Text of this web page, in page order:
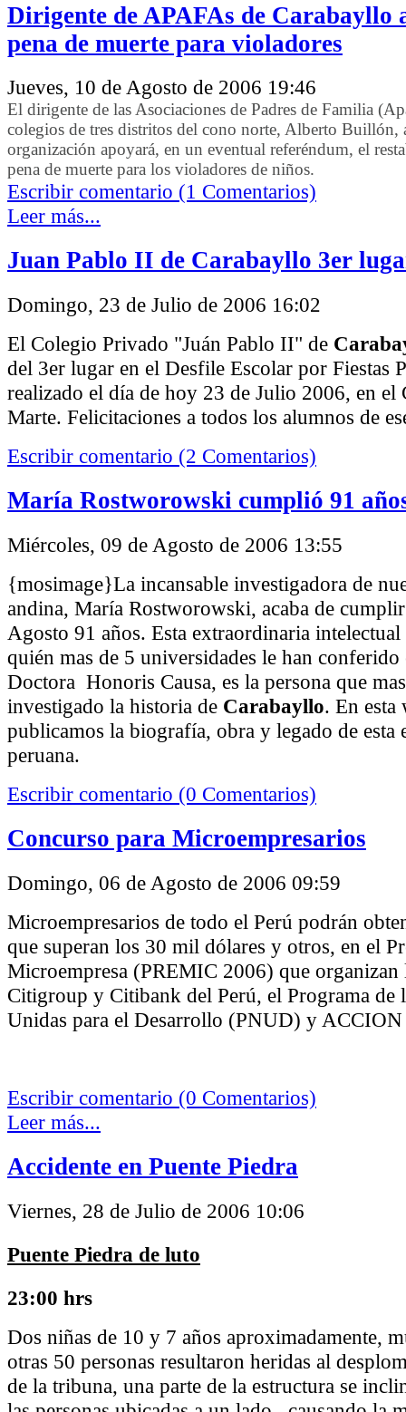
Dirigente de APAFAs de Carabayllo
pena de muerte para violadores
Jueves, 10 de Agosto de 2006 19:46
El dirigente de las Asociaciones de Padres de Familia
colegios de tres distritos del cono norte, Alberto Buillón,
organización apoyará, en un eventual referéndum, el
pena de muerte para los violadores de niños.
Escribir comentario (1 Comentarios)
Leer más...
Juan Pablo II de Carabayllo 3er
Domingo, 23 de Julio de 2006 16:02
El Colegio Privado "Juán Pablo II" de
del 3er lugar en el Desfile Escolar por Fiestas
realizado el día de hoy 23 de Julio 2006, en el
Marte. Felicitaciones a todos los alumnos de
Escribir comentario (2 Comentarios)
María Rostworowski cumplió 91
Miércoles, 09 de Agosto de 2006 13:55
{mosimage}La incansable investigadora de
andina, María Rostworowski, acaba de
Agosto 91 años. Esta extraordinaria intelectual
quién mas de 5 universidades le han conferido
Doctora Honoris Causa, es la persona que
investigado la historia de Carabayllo. En esta
publicamos la biografía, obra y legado de esta
peruana.
Escribir comentario (0 Comentarios)
Concurso para Microempresarios
Domingo, 06 de Agosto de 2006 09:59
Microempresarios de todo el Perú podrán
que superan los 30 mil dólares y otros, en el
Microempresa (PREMIC 2006) que organizan
Citigroup y Citibank del Perú, el Programa de
Unidas para el Desarrollo (PNUD) y
Escribir comentario (0 Comentarios)
Leer más...
Accidente en Puente Piedra
Viernes, 28 de Julio de 2006 10:06
Puente Piedra de luto
23:00 hrs
Dos niñas de 10 y 7 años aproximadamente,
otras 50 personas resultaron heridas al
de la tribuna, una parte de la estructura se